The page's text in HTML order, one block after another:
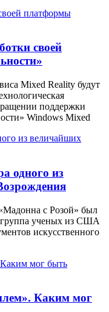
своей
Mixed Reality будут
поддержки
Windows Mixed
одного из
с Розой» был
группа ученых из США
искусственного
Каким мог